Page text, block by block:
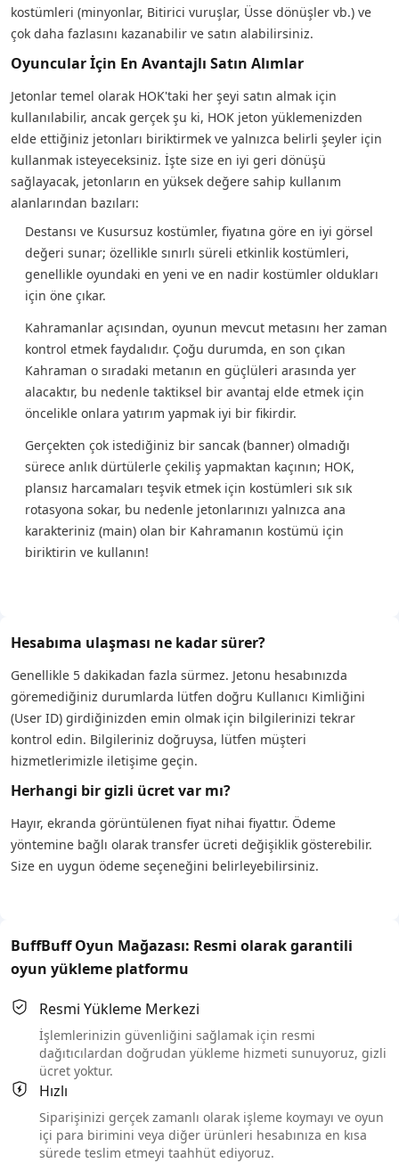
kostümleri (minyonlar, Bitirici vuruşlar, Üsse dönüşler vb.) ve
çok daha fazlasını kazanabilir ve satın alabilirsiniz.
Oyuncular İçin En Avantajlı Satın Alımlar
Jetonlar temel olarak HOK'taki her şeyi satın almak için
kullanılabilir, ancak gerçek şu ki, HOK jeton yüklemenizden
elde ettiğiniz jetonları biriktirmek ve yalnızca belirli şeyler için
kullanmak isteyeceksiniz. İşte size en iyi geri dönüşü
sağlayacak, jetonların en yüksek değere sahip kullanım
alanlarından bazıları:
Destansı ve Kusursuz kostümler, fiyatına göre en iyi görsel
değeri sunar; özellikle sınırlı süreli etkinlik kostümleri,
genellikle oyundaki en yeni ve en nadir kostümler oldukları
için öne çıkar.
Kahramanlar açısından, oyunun mevcut metasını her zaman
kontrol etmek faydalıdır. Çoğu durumda, en son çıkan
Kahraman o sıradaki metanın en güçlüleri arasında yer
alacaktır, bu nedenle taktiksel bir avantaj elde etmek için
öncelikle onlara yatırım yapmak iyi bir fikirdir.
Gerçekten çok istediğiniz bir sancak (banner) olmadığı
sürece anlık dürtülerle çekiliş yapmaktan kaçının; HOK,
plansız harcamaları teşvik etmek için kostümleri sık sık
rotasyona sokar, bu nedenle jetonlarınızı yalnızca ana
karakteriniz (main) olan bir Kahramanın kostümü için
biriktirin ve kullanın!
Hesabıma ulaşması ne kadar sürer?
Genellikle 5 dakikadan fazla sürmez. Jetonu hesabınızda
göremediğiniz durumlarda lütfen doğru Kullanıcı Kimliğini
(User ID) girdiğinizden emin olmak için bilgilerinizi tekrar
kontrol edin. Bilgileriniz doğruysa, lütfen müşteri
hizmetlerimizle iletişime geçin.
Herhangi bir gizli ücret var mı?
Hayır, ekranda görüntülenen fiyat nihai fiyattır. Ödeme
yöntemine bağlı olarak transfer ücreti değişiklik gösterebilir.
Size en uygun ödeme seçeneğini belirleyebilirsiniz.
BuffBuff Oyun Mağazası: Resmi olarak garantili
oyun yükleme platformu
Resmi Yükleme Merkezi
İşlemlerinizin güvenliğini sağlamak için resmi
dağıtıcılardan doğrudan yükleme hizmeti sunuyoruz, gizli
ücret yoktur.
Hızlı
Siparişinizi gerçek zamanlı olarak işleme koymayı ve oyun
içi para birimini veya diğer ürünleri hesabınıza en kısa
sürede teslim etmeyi taahhüt ediyoruz.